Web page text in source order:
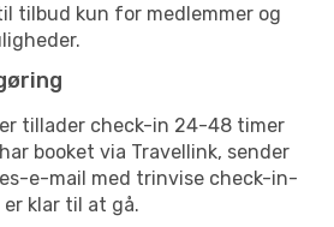
tilbud kun for medlemmer og
tillader check-in 24-48 timer
booket via Travellink, sender
e-mail med trinvise check-in-
klar til at gå.